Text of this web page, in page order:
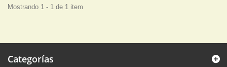
Mostrando 1 - 1 de 1 item
Categorías